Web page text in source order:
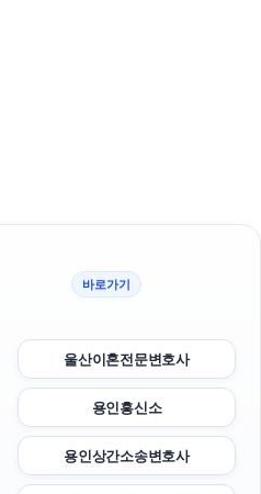
바로가기
울산이혼전문변호사
용인흥신소
용인상간소송변호사